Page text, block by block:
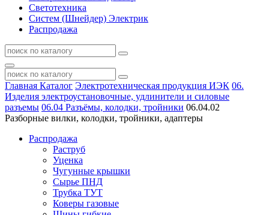
Светотехника
Систем (Шнейдер) Электрик
Распродажа
Главная Каталог Электротехническая продукция ИЭК 06.
Изделия электроустановочные, удлинители и силовые
разъемы 06.04 Разъёмы, колодки, тройники 06.04.02
Разборные вилки, колодки, тройники, адаптеры
Распродажа
Раструб
Уценка
Чугунные крышки
Сырье ПНД
Трубка ТУТ
Коверы газовые